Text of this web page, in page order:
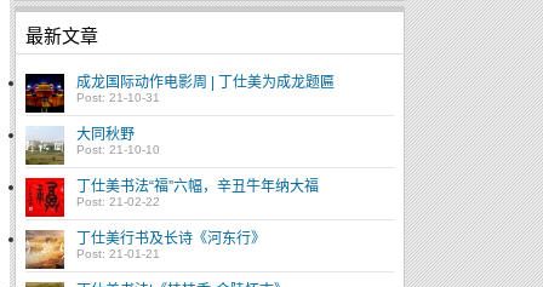
最新文章
成龙国际动作电影周 | 丁仕美为成龙题匾
Post: 21-10-31
大同秋野
Post: 21-10-10
丁仕美书法“福”六幅，辛丑牛年纳大福
Post: 21-02-22
丁仕美行书及长诗《河东行》
Post: 21-01-21